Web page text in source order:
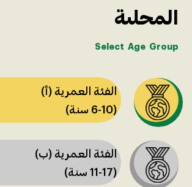
المحلية
Select Age Group
الفئة العمرية (أ)
(6-10 سنة)
الفئة العمرية (ب)
(11-17 سنة)